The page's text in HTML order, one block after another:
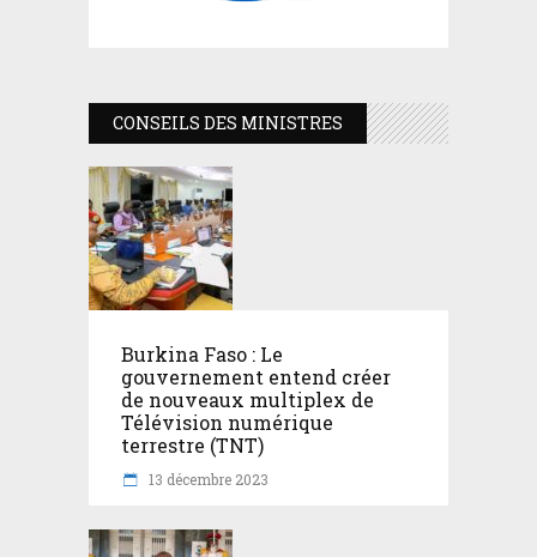
CONSEILS DES MINISTRES
Burkina Faso : Le
gouvernement entend créer
de nouveaux multiplex de
Télévision numérique
terrestre (TNT)
13 décembre 2023